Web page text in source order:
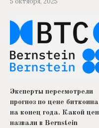
Эксперты пересмотрели
прогноз по цене биткоина
на конец года. Какой
назвали в Bernstein